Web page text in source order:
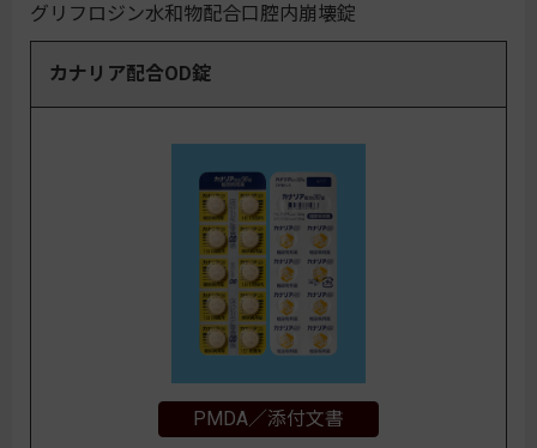
グリフロジン水和物配合口腔内崩壊錠
カナリア配合OD錠
PMDA／添付文書